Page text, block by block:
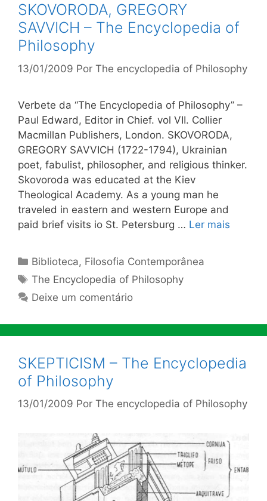
SKOVORODA, GREGORY
SAVVICH – The Encyclopedia of
Philosophy
13/01/2009 Por The encyclopedia of Philosophy
Verbete da “The Encyclopedia of Philosophy” –
Paul Edward, Editor in Chief. vol VII. Collier
Macmillan Publishers, London. SKOVORODA,
GREGORY SAVVICH (1722-1794), Ukrainian
poet, fabulist, philosopher, and religious thinker.
Skovoroda was educated at the Kiev
Theological Academy. As a young man he
traveled in eastern and western Europe and
paid brief visits io St. Petersburg … Ler mais
Categorias
Biblioteca, Filosofia Contemporânea
Tags
The Encyclopedia of Philosophy
Deixe um comentário
SKEPTICISM – The Encyclopedia
of Philosophy
13/01/2009 Por The encyclopedia of Philosophy